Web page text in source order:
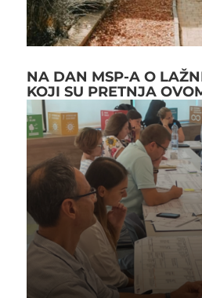
NA DAN MSP-A O
KOJI SU PRETNJA